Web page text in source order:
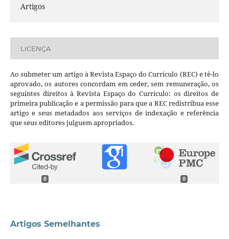
Artigos
LICENÇA
Ao submeter um artigo à Revista Espaço do Currículo (REC) e tê-lo
aprovado, os autores concordam em ceder, sem remuneração, os
seguintes direitos à Revista Espaço do Currículo: os direitos de
primeira publicação e a permissão para que a REC redistribua esse
artigo e seus metadados aos serviços de indexação e referência
que seus editores julguem apropriados.
0 0
Artigos Semelhantes